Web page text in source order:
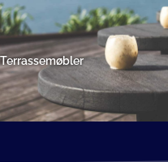
Gå
til
indholdet
Terrassemøbler